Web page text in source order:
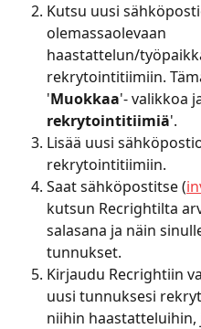
Kutsu uusi
olemassaolevaan
haastattelun/
rekrytointitiimiin.
'Muokkaa'- valikkoa
rekrytointitiimiä'.
Lisää uusi
rekrytointitiimiin.
Saat sähköpostitse (
kutsun Recrightilta
salasana ja näin
tunnukset.
Kirjaudu Recrightiin
uusi tunnuksesi
niihin